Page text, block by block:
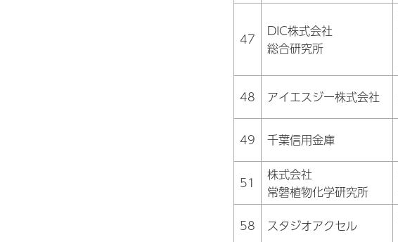
47
DIC株式会社
総合研究所
48 アイエスジー株式会社
49
千葉信用金庫
51
株式会社
常磐植物化学研究所
58 スタジオアクセル